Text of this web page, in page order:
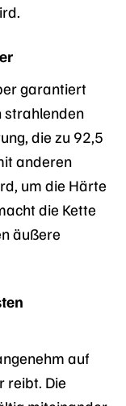
garantiert
strahlenden
die zu 92,5
anderen
um die Härte
die Kette
äußere
auf
reibt. Die